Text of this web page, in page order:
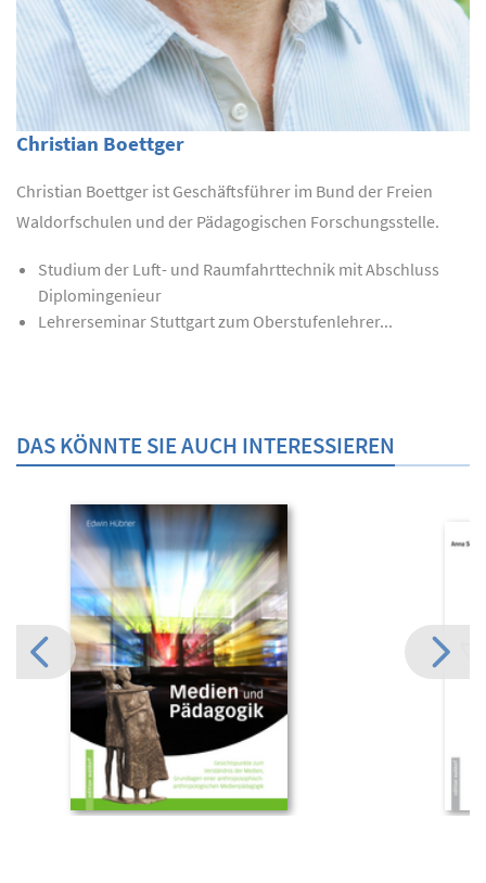
Christian Boettger
Christian Boettger ist Geschäftsführer im Bund der Freien
Waldorfschulen und der Pädagogischen Forschungsstelle.
Studium der Luft- und Raumfahrttechnik mit Abschluss
Diplomingenieur
Lehrerseminar Stuttgart zum Oberstufenlehrer...
DAS KÖNNTE SIE AUCH INTERESSIEREN